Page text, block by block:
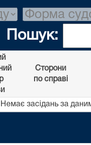
Пошук:
Сторони
по справі
Немає засідань за